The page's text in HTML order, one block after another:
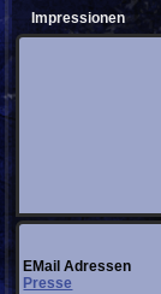
Impressionen
EMail Adressen
Presse